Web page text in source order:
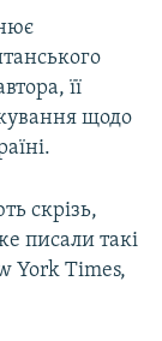
її
щодо
скрізь,
писали такі
York Times,